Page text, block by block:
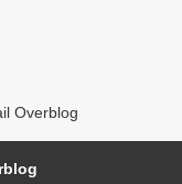
Overblog